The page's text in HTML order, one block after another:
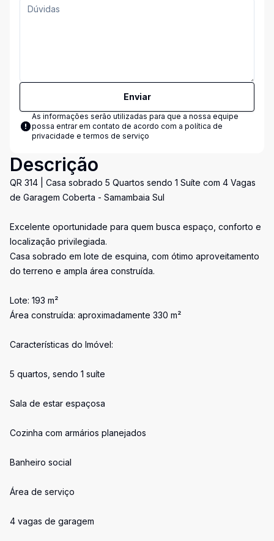
Enviar
As informações serão utilizadas para que a nossa equipe
possa entrar em contato de acordo com a política de
privacidade e termos de serviço
Descrição
QR 314 | Casa sobrado 5 Quartos sendo 1 Suíte com 4 Vagas
de Garagem Coberta - Samambaia Sul
Excelente oportunidade para quem busca espaço, conforto e
localização privilegiada.
Casa sobrado em lote de esquina, com ótimo aproveitamento
do terreno e ampla área construída.
Lote: 193 m²
Área construída: aproximadamente 330 m²
Características do Imóvel:
5 quartos, sendo 1 suíte
Sala de estar espaçosa
Cozinha com armários planejados
Banheiro social
Área de serviço
4 vagas de garagem